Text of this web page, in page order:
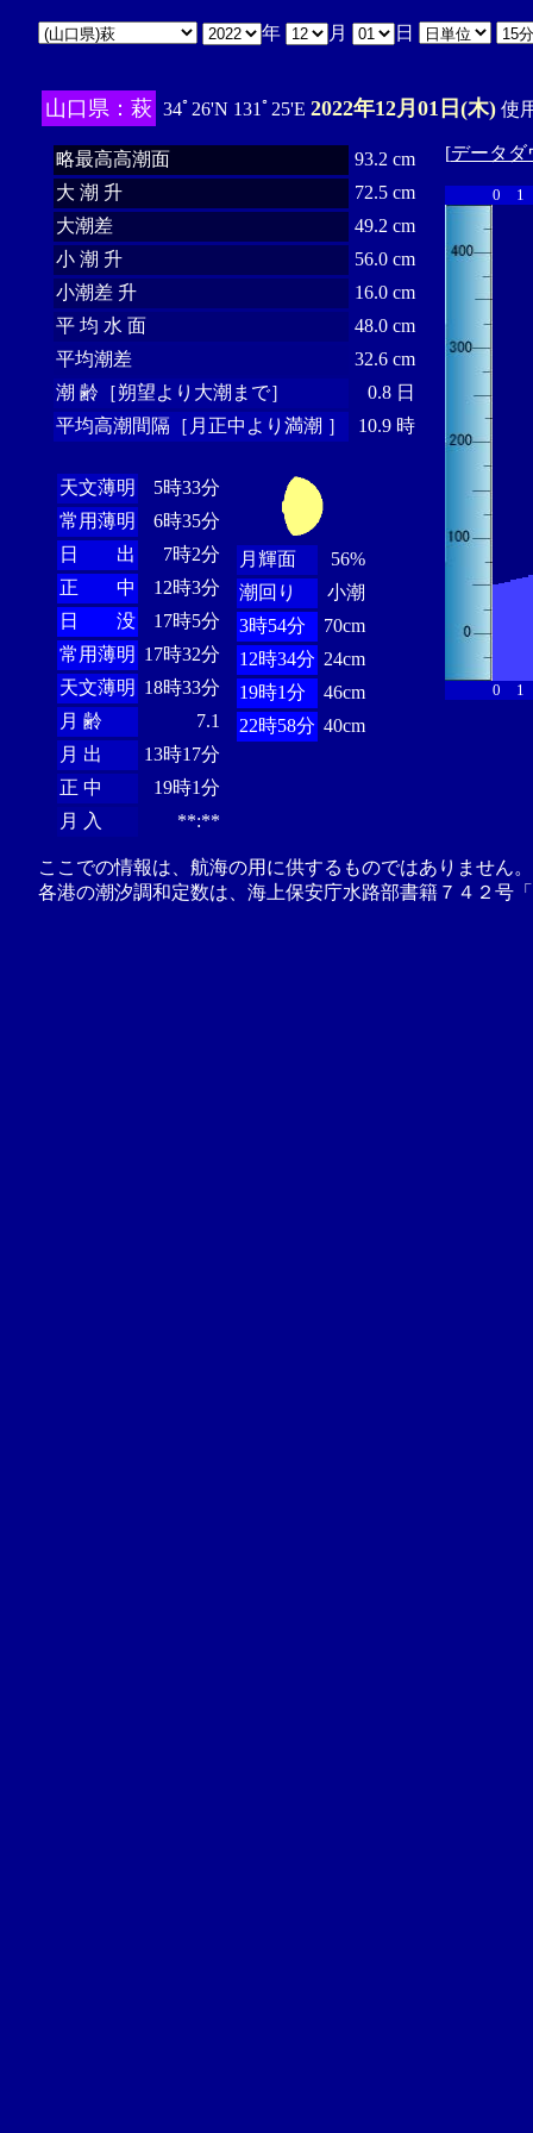
年 月 日
山口県：萩 34ﾟ26'N 131ﾟ25'E 2022年12月01日(木)使
略最高高潮面
93.2 cm
大 潮 升
72.5 cm
大潮差
49.2 cm
小 潮 升
56.0 cm
小潮差 升
16.0 cm
平 均 水 面
48.0 cm
平均潮差
32.6 cm
潮 齢［朔望より大潮まで］
0.8 日
平均高潮間隔［月正中より満潮 ］
10.9 時
天文薄明
5時33分
常用薄明
6時35分
日 出
7時2分
正 中
12時3分
日 没
17時5分
常用薄明 17時32分
天文薄明 18時33分
月 齢
7.1
月 出
13時17分
正 中
19時1分
月 入
**:**
月輝面
56%
潮回り
小潮
3時54分
70cm
12時34分 24cm
19時1分
46cm
22時58分 40cm
[データダ
0 1
0 1
ここでの情報は、航海の用に供するものではありません
各港の潮汐調和定数は、海上保安庁水路部書籍７４２号